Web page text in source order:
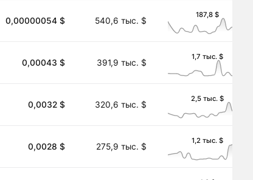
0,00000054 $ 540,6 тыс. $
187,8 $
0,00043 $ 391,9 тыс. $
1,7 тыс. $
0,0032 $ 320,6 тыс. $
2,5 тыс. $
0,0028 $ 275,9 тыс. $
1,2 тыс. $